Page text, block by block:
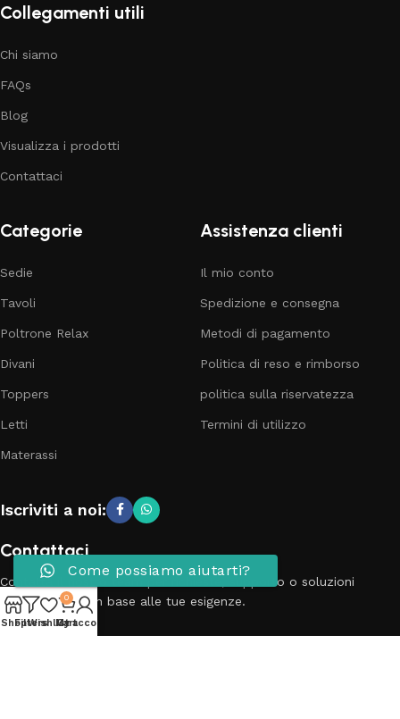
Collegamenti utili
Chi siamo
FAQs
Blog
Visualizza i prodotti
Contattaci
Categorie
Sedie
Tavoli
Poltrone Relax
Divani
Toppers
Letti
Materassi
Assistenza clienti
Il mio conto
Spedizione e consegna
Metodi di pagamento
Politica di reso e rimborso
politica sulla riservatezza
Termini di utilizzo
Iscriviti a noi:
Contattaci
Contatta il nostro team per richieste, supporto o soluzioni
personalizzate in base alle tue esigenze.
Telefono: 3881798899
ShopFilters
Wishlist
0
Cart
My account
Come possiamo aiutarti?